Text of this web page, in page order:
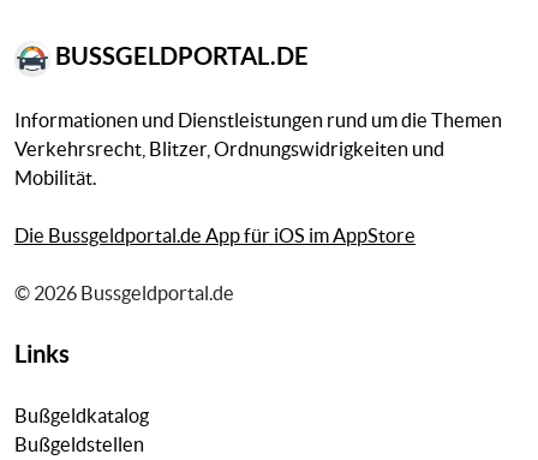
BUSSGELDPORTAL.DE
Informationen und Dienstleistungen rund um die Themen
Verkehrsrecht, Blitzer, Ordnungswidrigkeiten und
Mobilität.
Die Bussgeldportal.de App für iOS im AppStore
© 2026 Bussgeldportal.de
Links
Bußgeldkatalog
Bußgeldstellen